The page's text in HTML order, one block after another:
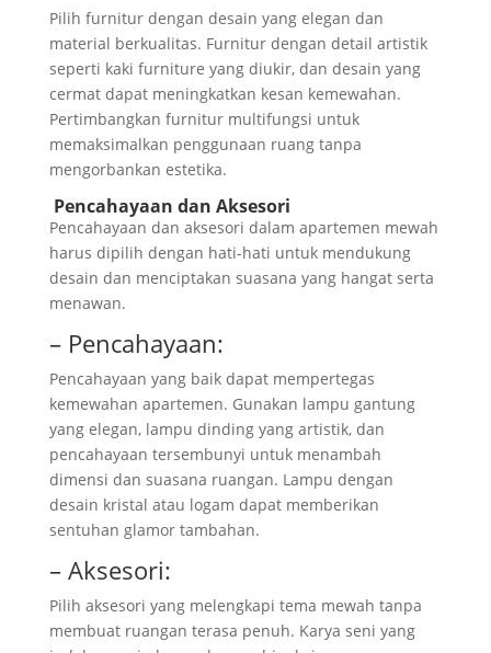
Pilih furnitur dengan desain yang elegan dan
material berkualitas. Furnitur dengan detail artistik
seperti kaki furniture yang diukir, dan desain yang
cermat dapat meningkatkan kesan kemewahan.
Pertimbangkan furnitur multifungsi untuk
memaksimalkan penggunaan ruang tanpa
mengorbankan estetika.
Pencahayaan dan Aksesori
Pencahayaan dan aksesori dalam apartemen mewah
harus dipilih dengan hati-hati untuk mendukung
desain dan menciptakan suasana yang hangat serta
menawan.
– Pencahayaan:
Pencahayaan yang baik dapat mempertegas
kemewahan apartemen. Gunakan lampu gantung
yang elegan, lampu dinding yang artistik, dan
pencahayaan tersembunyi untuk menambah
dimensi dan suasana ruangan. Lampu dengan
desain kristal atau logam dapat memberikan
sentuhan glamor tambahan.
– Aksesori:
Pilih aksesori yang melengkapi tema mewah tanpa
membuat ruangan terasa penuh. Karya seni yang